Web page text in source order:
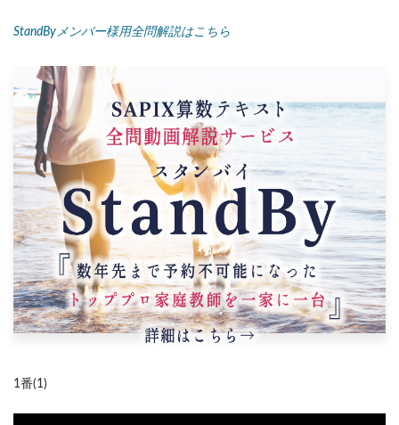
StandByメンバー様用全問解説はこちら
1番(1)